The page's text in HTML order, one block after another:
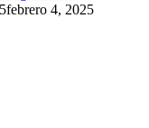
febrero 4, 2025